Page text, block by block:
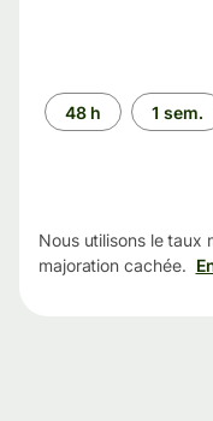
Période
48 h 1 sem.
Nous utilisons le taux
majoration cachée.